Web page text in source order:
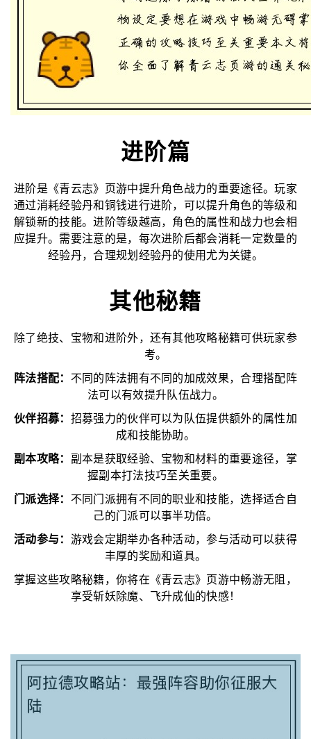
进阶篇
进阶是《青云志》页游中提升角色战力的重要途径。玩家
通过消耗经验丹和铜钱进行进阶，可以提升角色的等级和
解锁新的技能。进阶等级越高，角色的属性和战力也会相
应提升。需要注意的是，每次进阶后都会消耗一定数量的
经验丹，合理规划经验丹的使用尤为关键。
其他秘籍
除了绝技、宝物和进阶外，还有其他攻略秘籍可供玩家参
考。
阵法搭配： 不同的阵法拥有不同的加成效果，合理搭配阵
法可以有效提升队伍战力。
伙伴招募： 招募强力的伙伴可以为队伍提供额外的属性加
成和技能协助。
副本攻略： 副本是获取经验、宝物和材料的重要途径，掌
握副本打法技巧至关重要。
门派选择： 不同门派拥有不同的职业和技能，选择适合自
己的门派可以事半功倍。
活动参与： 游戏会定期举办各种活动，参与活动可以获得
丰厚的奖励和道具。
掌握这些攻略秘籍，你将在《青云志》页游中畅游无阻，
享受斩妖除魔、飞升成仙的快感！